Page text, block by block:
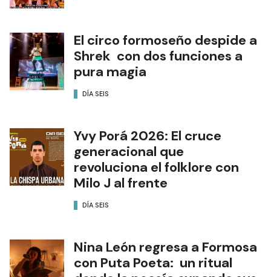
El circo formoseño despide a
Shrek con dos funciones a
pura magia
DÍA SEIS
Yvy Porá 2026: El cruce
generacional que
revoluciona el folklore con
Milo J al frente
DÍA SEIS
Nina León regresa a Formosa
con Puta Poeta: un ritual